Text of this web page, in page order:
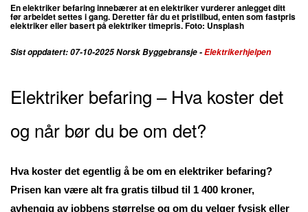
En elektriker befaring innebærer at en elektriker vurderer anlegget ditt
før arbeidet settes i gang. Deretter får du et pristilbud, enten som fastpris
elektriker eller basert på elektriker timepris. Foto: Unsplash
Sist oppdatert: 07-10-2025 Norsk Byggebransje -Elektrikerhjelpen
Elektriker befaring – Hva koster det
og når bør du be om det?
Hva koster det egentlig å be om en elektriker befaring?
Prisen kan være alt fra gratis tilbud til 1 400 kroner,
avhengig av jobbens størrelse og om du velger fysisk eller